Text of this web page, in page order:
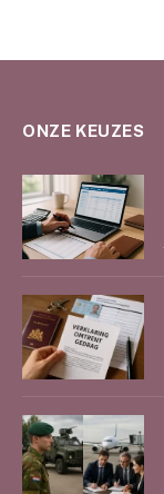
ONZE KEUZES